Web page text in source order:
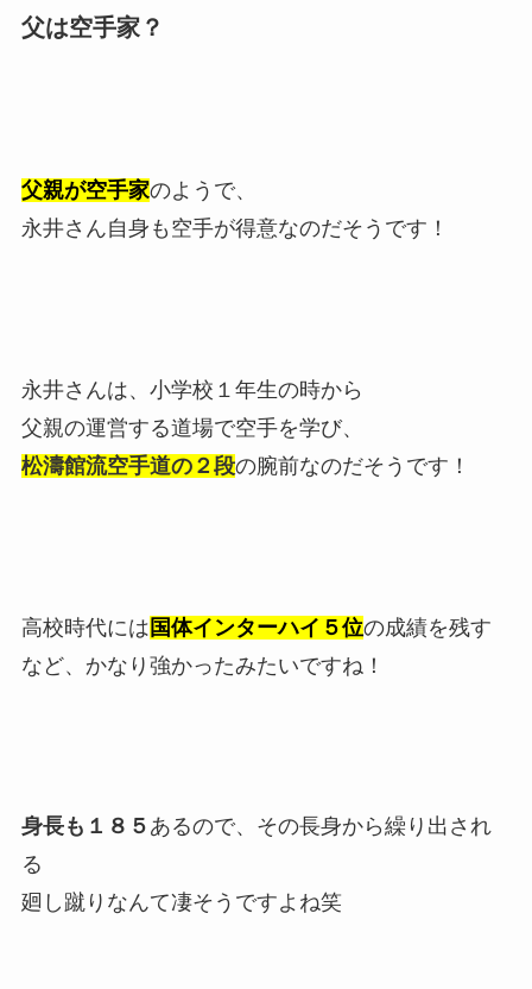
父は空手家？
父親が空手家のようで、
永井さん自身も空手が得意なのだそうです！
永井さんは、小学校１年生の時から
父親の運営する道場で空手を学び、
松濤館流空手道の２段の腕前なのだそうです！
高校時代には 国体インターハイ５位の成績を残す
など、かなり強かったみたいですね！
身長も１８５ あるので、その長身から繰り出され
る
廻し蹴りなんて凄そうですよね笑